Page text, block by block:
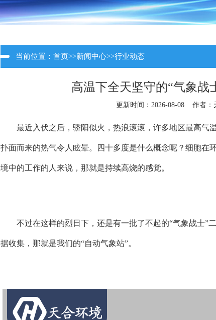
当前位置：首页>>新闻中心>>行业动态
高温下全天坚守的“气象
更新时间：2026-08-08 作者：
最近入伏之后，骄阳似火，热浪滚滚，许多地区最高
扑面而来的热气令人眩晕。四十多度是什么概念呢？细胞在
境中的工作的人来说，那就是持续高烧的感觉。
不过在这样的烈日下，还是有一批了不起的“气象战士”
据收集，那就是我们的“自动气象站”。